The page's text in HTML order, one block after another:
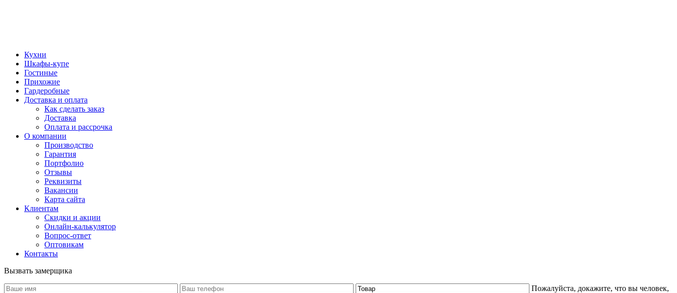
Кухни
Шкафы-купе
Гостиные
Прихожие
Гардеробные
Доставка и оплата
Как сделать заказ
Доставка
Оплата и рассрочка
О компании
Производство
Гарантия
Портфолио
Отзывы
Реквизиты
Вакансии
Карта сайта
Клиентам
Скидки и акции
Онлайн-калькулятор
Вопрос-ответ
Оптовикам
Контакты
Вызвать замерщика
Пожалуйста, докажите, что вы человек,